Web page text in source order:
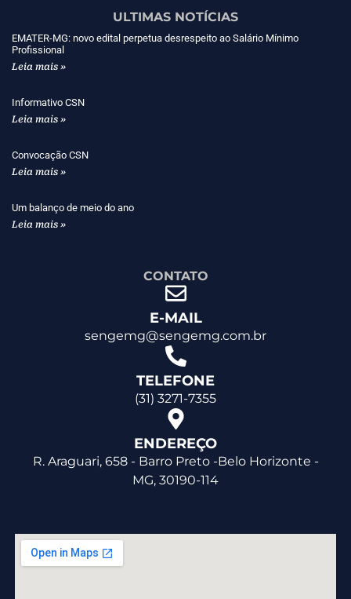
ULTIMAS NOTÍCIAS
EMATER-MG: novo edital perpetua desrespeito ao Salário Mínimo
Profissional
Leia mais »
Informativo CSN
Leia mais »
Convocação CSN
Leia mais »
Um balanço de meio do ano
Leia mais »
CONTATO
E-MAIL
sengemg@sengemg.com.br
TELEFONE
(31) 3271-7355
ENDEREÇO
R. Araguari, 658 - Barro Preto -Belo Horizonte -
MG, 30190-114